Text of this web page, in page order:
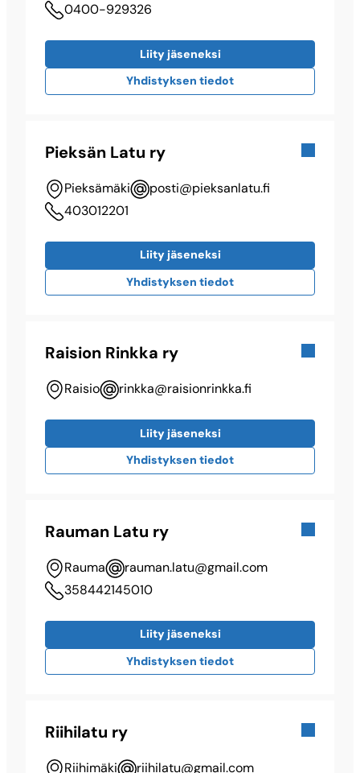
0400-929326
Liity jäseneksi
Yhdistyksen tiedot
Pieksän Latu ry
Pieksämäki
posti@​pieksanlatu.fi
403012201
Liity jäseneksi
Yhdistyksen tiedot
Raision Rinkka ry
Raisio rinkka@​raisionrinkka.fi
Liity jäseneksi
Yhdistyksen tiedot
Rauman Latu ry
Rauma
rauman.latu@​gmail.com
358442145010
Liity jäseneksi
Yhdistyksen tiedot
Riihilatu ry
Riihimäki riihilatu@​gmail.com